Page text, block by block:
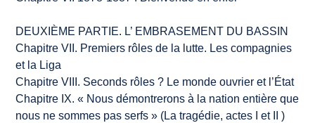
DEUXIÈME PARTIE. L’ EMBRASEMENT DU BASSIN
Chapitre VII. Premiers rôles de la lutte. Les compagnies
et la Liga
Chapitre VIII. Seconds rôles ? Le monde ouvrier et l’État
Chapitre IX. « Nous démontrerons à la nation entière que
nous ne sommes pas serfs » (La tragédie, actes I et II )